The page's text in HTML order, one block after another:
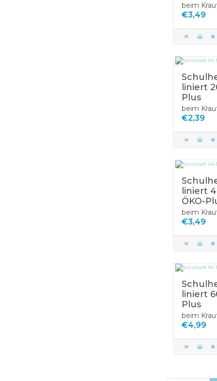
beim
€3,49
liniert
Plus
beim
€2,39
liniert
ÖKO-
beim
€3,49
liniert
Plus
beim
€4,99